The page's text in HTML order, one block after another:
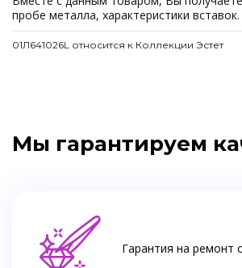
пробе металла, характеристики вставок.
01Л641026L относится к Коллекции Эстет
Мы гарантируем
Гарантия на ремонт